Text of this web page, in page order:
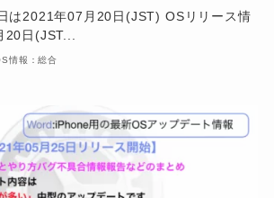
は2021年07月20日(JST) OSリリース情
日(JST...
情報：総合